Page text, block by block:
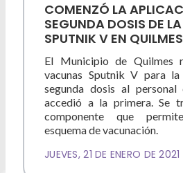
COMENZÓ LA
SEGUNDA DOSIS DE
SPUTNIK V EN QUILMES
El Municipio de Quilmes
vacunas Sputnik V para
segunda dosis al
accedió a la primera. Se
componente que
esquema de vacunación.
JUEVES, 21 DE ENERO DE 2021